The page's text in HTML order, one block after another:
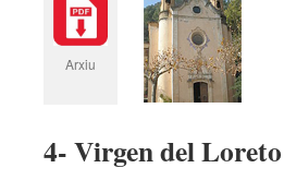
Arxiu
4- Virgen del